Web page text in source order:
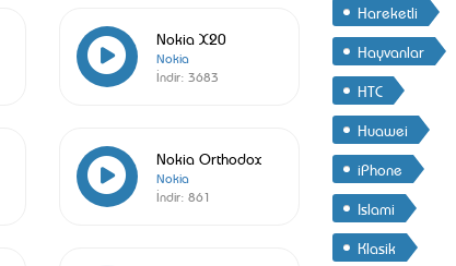
Nokia X20
Nokia
İndir: 3683
Nokia Orthodox
Nokia
İndir: 861
Hareketli
Hayvanlar
HTC
Huawei
iPhone
Islami
Klasik